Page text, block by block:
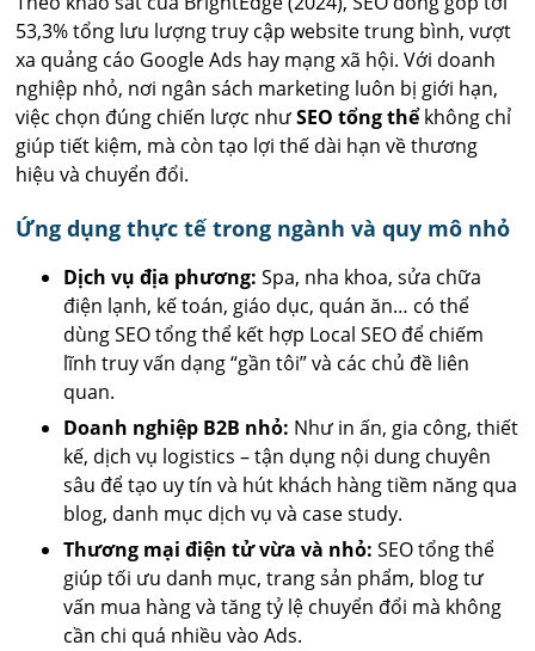
53,3% tổng lưu lượng truy cập website trung bình, vượt
xa quảng cáo Google Ads hay mạng xã hội. Với doanh
nghiệp nhỏ, nơi ngân sách marketing luôn bị giới hạn,
việc chọn đúng chiến lược nhưSEO tổng thểkhông chỉ
giúp tiết kiệm, mà còn tạo lợi thế dài hạn về thương
hiệu và chuyển đổi.
Ứng dụng thực tế trong ngành và quy mô nhỏ
Dịch vụ địa phương: Spa, nha khoa, sửa chữa
điện lạnh, kế toán, giáo dục, quán ăn… có thể
dùng SEO tổng thể kết hợp Local SEO để chiếm
lĩnh truy vấn dạng “gần tôi” và các chủ đề liên
quan.
Doanh nghiệp B2B nhỏ: Như in ấn, gia công, thiết
kế, dịch vụ logistics – tận dụng nội dung chuyên
sâu để tạo uy tín và hút khách hàng tiềm năng qua
blog, danh mục dịch vụ và case study.
Thương mại điện tử vừa và nhỏ: SEO tổng thể
giúp tối ưu danh mục, trang sản phẩm, blog tư
vấn mua hàng và tăng tỷ lệ chuyển đổi mà không
cần chi quá nhiều vào Ads.